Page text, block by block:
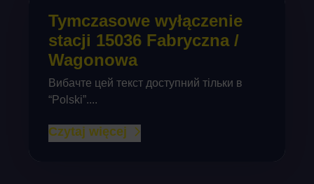
Tymczasowe wyłączenie
stacji 15036 Fabryczna /
Wagonowa
Вибачте цей текст доступний тільки в
“Polski”....
Czytaj więcej